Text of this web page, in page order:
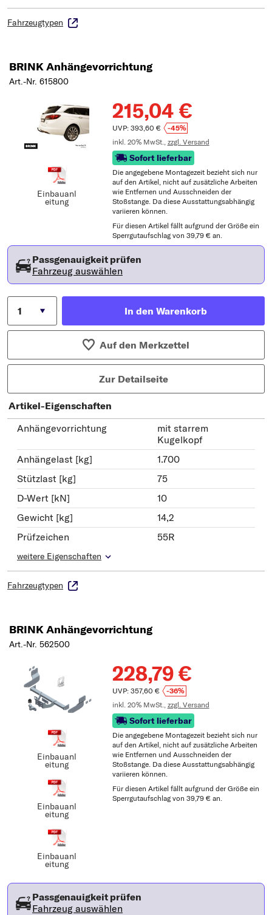
Fahrzeugtypen
BRINK Anhängevorrichtung
Art.-Nr. 615800
Einbauanl
eitung
215,04 €
UVP: 393,60 €
-45%
inkl. 20% MwSt., zzgl. Versand
Sofort lieferbar
Die angegebene Montagezeit bezieht sich nur
auf den Artikel, nicht auf zusätzliche Arbeiten
wie Entfernen und Ausschneiden der
Stoßstange. Da diese Ausstattungsabhängig
variieren können.
Für diesen Artikel fällt aufgrund der Größe ein
Sperrgutaufschlag von 39,79 € an.
Passgenauigkeit prüfen
Fahrzeug auswählen
In den Warenkorb
Auf den Merkzettel
Zur Detailseite
Artikel-Eigenschaften
Anhängevorrichtung
mit starrem
Kugelkopf
Anhängelast [kg]
1.700
Stützlast [kg]
75
D-Wert [kN]
10
Gewicht [kg]
14,2
Prüfzeichen
55R
weitere Eigenschaften
Fahrzeugtypen
BRINK Anhängevorrichtung
Art.-Nr. 562500
Einbauanl
eitung
Einbauanl
eitung
Einbauanl
eitung
228,79 €
UVP: 357,60 €
-36%
inkl. 20% MwSt., zzgl. Versand
Sofort lieferbar
Die angegebene Montagezeit bezieht sich nur
auf den Artikel, nicht auf zusätzliche Arbeiten
wie Entfernen und Ausschneiden der
Stoßstange. Da diese Ausstattungsabhängig
variieren können.
Für diesen Artikel fällt aufgrund der Größe ein
Sperrgutaufschlag von 39,79 € an.
Passgenauigkeit prüfen
Fahrzeug auswählen